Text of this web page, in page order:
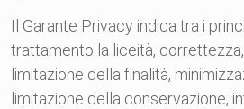
Il Garante Privacy indica tra i
trattamento la liceità,
limitazione della finalità,
limitazione della conservazione,